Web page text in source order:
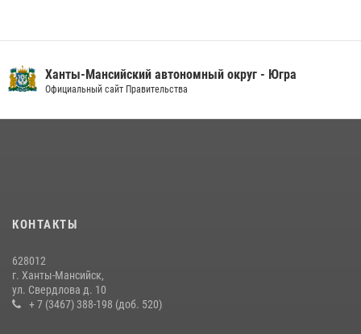
16 июля 2026, 04:54 4
29 июля 2026, 09:54
святого равноапостольного князя Владимира
28 июля 2026, 09:15
Ханты-Мансийский автономный округ - Югра
Официальный сайт Правительства
КОНТАКТЫ
628012
г. Ханты-Мансийск,
ул. Свердлова д. 10
+ 7 (3467) 388-198 (доб. 520)